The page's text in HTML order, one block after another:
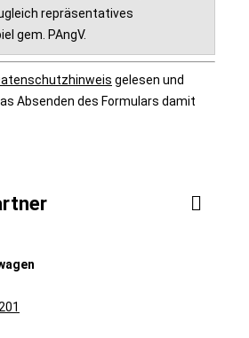
repräsentatives
gem. PAngV.
gelesen und
Absenden des Formulars damit